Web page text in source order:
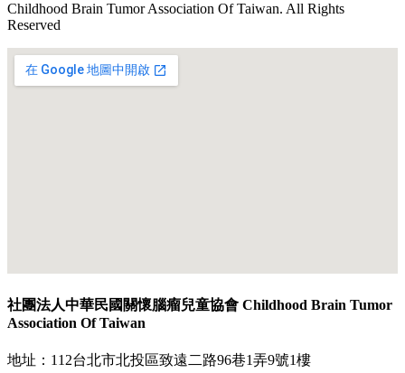
Childhood Brain Tumor Association Of Taiwan. All Rights
Reserved
社團法人中華民國關懷腦瘤兒童協會 Childhood Brain Tumor
Association Of Taiwan
地址：112台北市北投區致遠二路96巷1弄9號1樓